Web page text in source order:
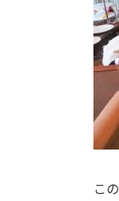
こ